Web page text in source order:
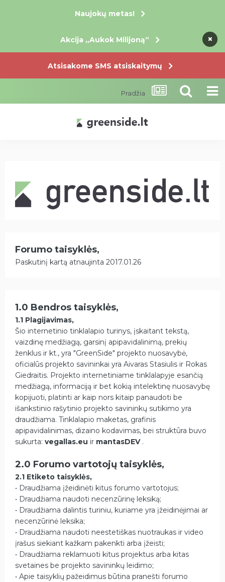
Naujokų metas!
×
Akcija „Aukok Milijoną“ ×
Atsisakome SMS atsiskaitymų
×
Pradžia
Forumo taisyklės,
Paskutinį kartą atnaujinta 2017.01.26
1.0 Bendros taisyklės,
1.1 Plagijavimas,
Šio internetinio tinklalapio turinys, įskaitant tekstą,
vaizdinę medžiagą, garsinį apipavidalinimą, prekių
ženklus ir kt., yra "GreenSide" projekto nuosavybė,
oficialūs projekto savininkai yra Aivaras Stasiulis ir Rokas
Giedraitis. Projekto internetiniame tinklalapyje esančią
medžiagą, informaciją ir bet kokią intelektinę nuosavybę
kopijuoti, platinti ar kaip nors kitaip panaudoti be
išankstinio rašytinio projekto savininkų sutikimo yra
draudžiama. Tinklalapio maketas, grafinis
apipavidalinimas, dizaino kodavimas, bei struktūra buvo
sukurta: vegallas.eu ir mantasDEV .
2.0 Forumo vartotojų taisyklės,
2.1 Etiketo taisyklės,
• Draudžiama įžeidinėti kitus forumo vartotojus;
• Draudžiama naudoti necenzūrinę leksiką;
• Draudžiama dalintis turiniu, kuriame yra įžeidinėjimai ar
necenzūrinė leksika;
• Draudžiama naudoti neestetiškas nuotraukas ir video
įrašus siekiant kažkam pakenkti arba įžeisti;
• Draudžiama reklamuoti kitus projektus arba kitas
svetaines be projekto savininkų leidimo;
• Apie taisyklių pažeidimus būtina pranešti forumo